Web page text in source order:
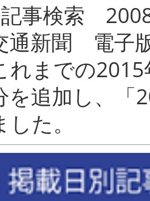
事検索
新聞 電子
れまでの
を追加し、「
まし